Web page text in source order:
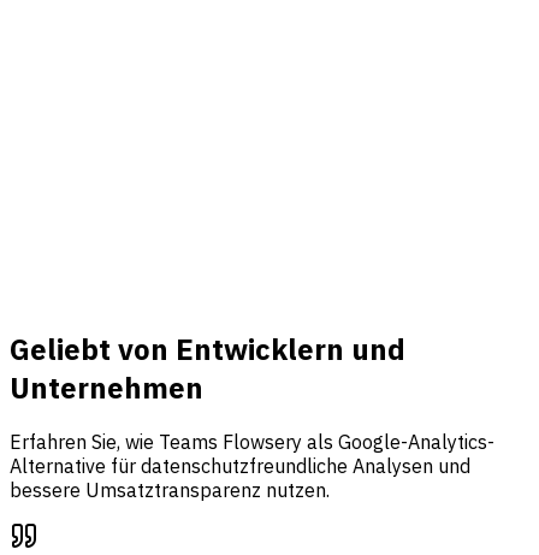
Geliebt von Entwicklern und
Unternehmen
Erfahren Sie, wie Teams Flowsery als Google-Analytics-
Alternative für datenschutzfreundliche Analysen und
bessere Umsatztransparenz nutzen.